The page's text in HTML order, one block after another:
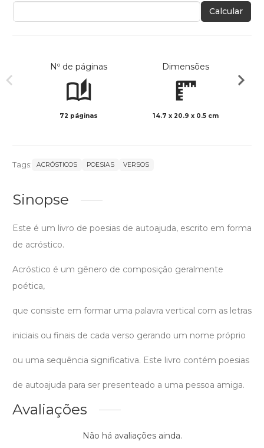
Calcular
Nº de páginas
72 páginas
Dimensões
14.7 x 20.9 x 0.5 cm
Tags: ACRÓSTICOS POESIAS VERSOS
Sinopse
Este é um livro de poesias de autoajuda, escrito em forma
de acróstico.
Acróstico é um gênero de composição geralmente
poética,
que consiste em formar uma palavra vertical com as letras
iniciais ou finais de cada verso gerando um nome próprio
ou uma sequência significativa. Este livro contém poesias
de autoajuda para ser presenteado a uma pessoa amiga.
Avaliações
Não há avaliações ainda.